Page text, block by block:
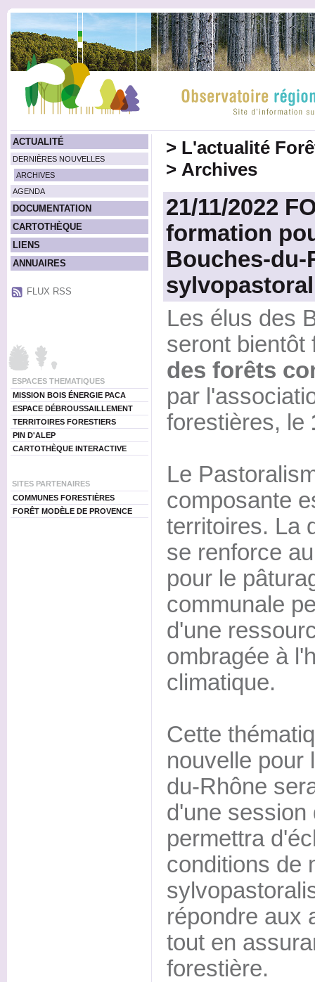
ACTUALITÉ
DERNIÈRES NOUVELLES
ARCHIVES
AGENDA
DOCUMENTATION
CARTOTHÈQUE
LIENS
ANNUAIRES
FLUX RSS
ESPACES THEMATIQUES
MISSION BOIS ÉNERGIE PACA
ESPACE DÉBROUSSAILLEMENT
TERRITOIRES FORESTIERS
PIN D'ALEP
CARTOTHÈQUE INTERACTIVE
SITES PARTENAIRES
COMMUNES FORESTIÈRES
FORÊT MODÈLE DE PROVENCE
> L'actualité
> Archives
21/11/2022
formation
Bouches-du-
Les élus des
seront
des forêts
par
forestières, le
Le
composante
territoires. La
se renforce
pour le
communale
d'une
ombragée à
climatique.
Cette
nouvelle pour
du-Rhône
d'une session
permettra
conditions de
répondre aux
tout en
forestière.